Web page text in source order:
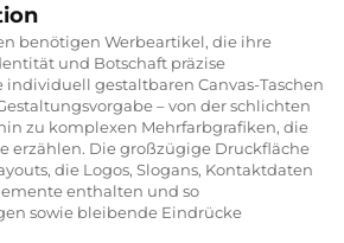
benötigen Werbeartikel, die ihre
und Botschaft präzise
individuell gestaltbaren Canvas-Taschen
– von der schlichten
zu komplexen Mehrfarbgrafiken, die
erzählen. Die großzügige Druckfläche
die Logos, Slogans, Kontaktdaten
enthalten und so
sowie bleibende Eindrücke